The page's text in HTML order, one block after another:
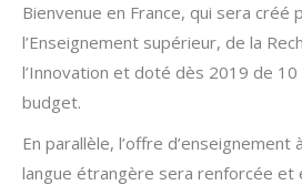
Bienvenue en France, qui sera créé
l’Enseignement supérieur, de la
l’Innovation et doté dès 2019 de 10
budget.
En parallèle, l’offre d’enseignement
langue étrangère sera renforcée et